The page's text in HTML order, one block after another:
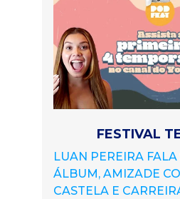
FESTIVAL
LUAN PEREIRA
ÁLBUM, AMIZADE
CASTELA E